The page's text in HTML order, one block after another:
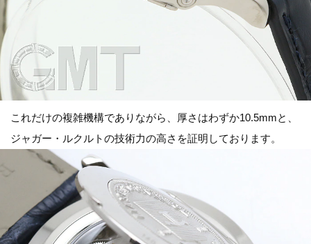
これだけの複雑機構でありながら、厚さはわずか10.5mmと、
ジャガー・ルクルトの技術力の高さを証明しております。